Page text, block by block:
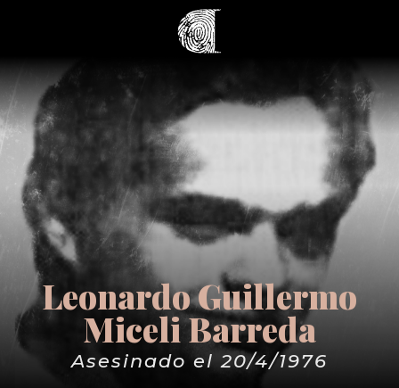
Leonardo Guillermo
Miceli Barreda
Asesinado el 20/4/1976